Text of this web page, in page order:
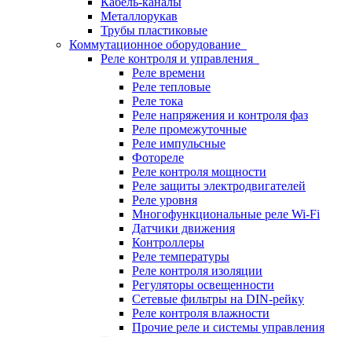
Металлорукав
Трубы пластиковые
Коммутационное оборудование
Реле контроля и управления
Реле времени
Реле тепловые
Реле тока
Реле напряжения и контроля фаз
Реле промежуточные
Реле импульсные
Фотореле
Реле контроля мощности
Реле защиты электродвигателей
Реле уровня
Многофункциональные реле Wi-Fi
Датчики движения
Контроллеры
Реле температуры
Реле контроля изоляции
Регуляторы освещенности
Сетевые фильтры на DIN-рейку
Реле контроля влажности
Прочие реле и системы управления